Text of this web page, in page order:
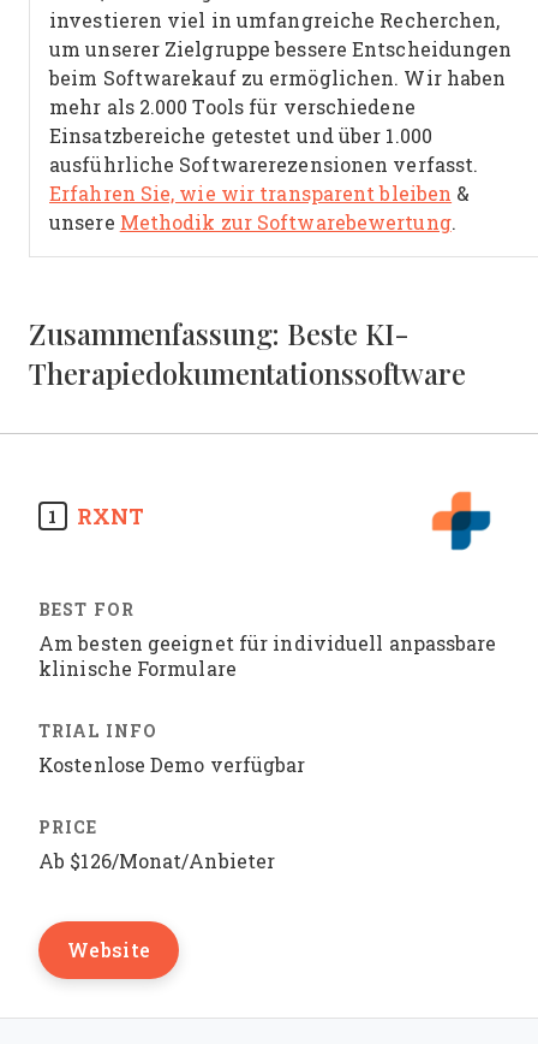
investieren viel in umfangreiche Recherchen,
um unserer Zielgruppe bessere Entscheidungen
beim Softwarekauf zu ermöglichen. Wir haben
mehr als 2.000 Tools für verschiedene
Einsatzbereiche getestet und über 1.000
ausführliche Softwarerezensionen verfasst.
Erfahren Sie, wie wir transparent bleiben &
unsere Methodik zur Softwarebewertung.
Zusammenfassung: Beste KI-
Therapiedokumentationssoftware
1 RXNT
Am besten geeignet für individuell anpassbare
klinische Formulare
Kostenlose Demo verfügbar
Ab $126/Monat/Anbieter
Website